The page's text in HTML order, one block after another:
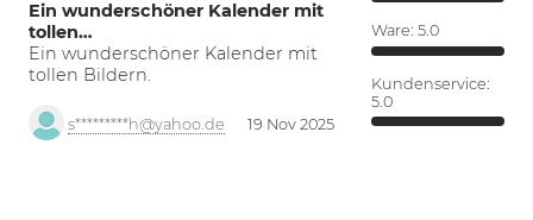
Ein wunderschöner Kalender mit
tollen…
Ein wunderschöner Kalender mit
tollen Bildern.
s*********h@yahoo.de 19 Nov 2025
Ware: 5.0
Kundenservice:
5.0